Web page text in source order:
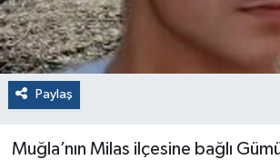
Paylaş
Muğla’nın Milas ilçesine bağlı